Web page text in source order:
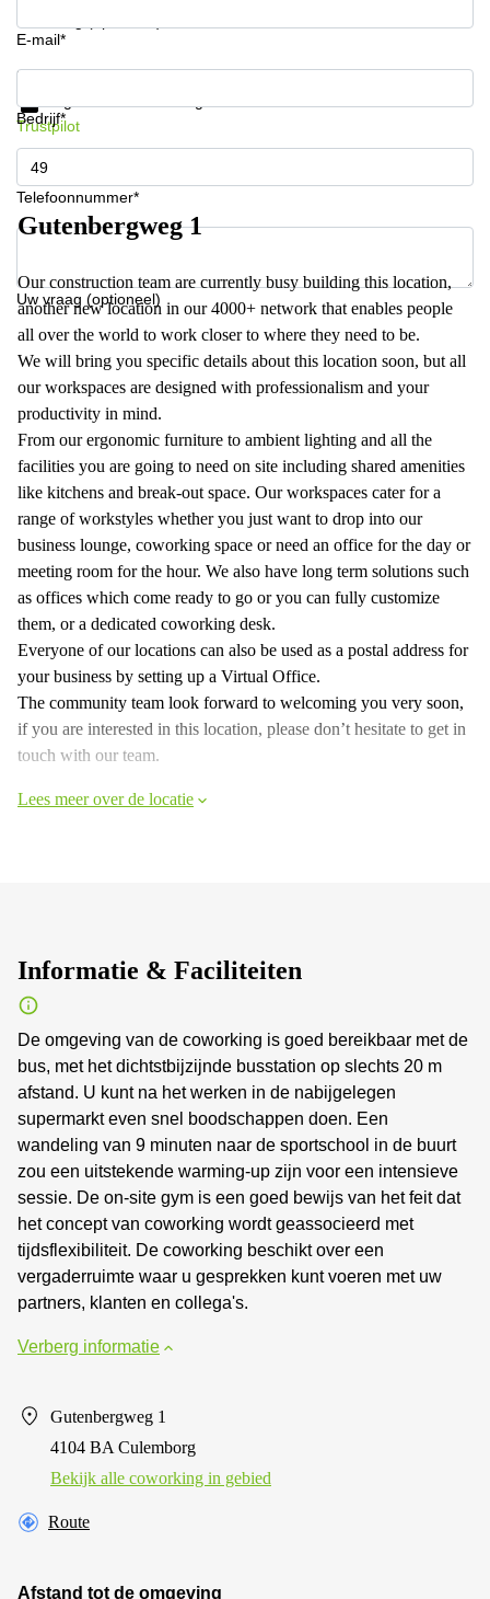
Huren in
E-mail*
Bedrijf*
Telefoonnummer*
Uw vraag (optioneel)
Krijg informatie en prijzen
Trustpilot
Gutenbergweg 1
Our construction team are currently busy building this location,
another new location in our 4000+ network that enables people
all over the world to work closer to where they need to be.
We will bring you specific details about this location soon, but all
our workspaces are designed with professionalism and your
productivity in mind.
From our ergonomic furniture to ambient lighting and all the
facilities you are going to need on site including shared amenities
like kitchens and break-out space. Our workspaces cater for a
range of workstyles whether you just want to drop into our
business lounge, coworking space or need an office for the day or
meeting room for the hour. We also have long term solutions such
as offices which come ready to go or you can fully customize
them, or a dedicated coworking desk.
Everyone of our locations can also be used as a postal address for
your business by setting up a Virtual Office.
The community team look forward to welcoming you very soon,
if you are interested in this location, please don’t hesitate to get in
touch with our team.
Lees meer over de locatie
Informatie & Faciliteiten
De omgeving van de coworking is goed bereikbaar met de
bus, met het dichtstbijzijnde busstation op slechts 20 m
afstand. U kunt na het werken in de nabijgelegen
supermarkt even snel boodschappen doen. Een
wandeling van 9 minuten naar de sportschool in de buurt
zou een uitstekende warming-up zijn voor een intensieve
sessie. De on-site gym is een goed bewijs van het feit dat
het concept van coworking wordt geassocieerd met
tijdsflexibiliteit. De coworking beschikt over een
vergaderruimte waar u gesprekken kunt voeren met uw
partners, klanten en collega's.
Verberg informatie
Gutenbergweg 1
4104 BA Culemborg
Bekijk alle сoworking in gebied
Route
Afstand tot de omgeving